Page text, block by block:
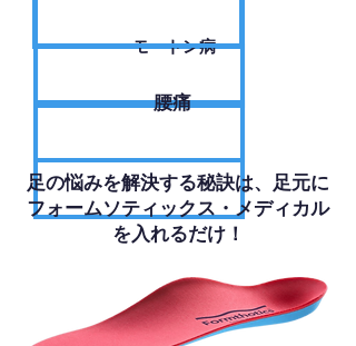
モートン病
腰痛
足の悩みを解決する秘訣は、足元に
フォームソティックス・メディカル
を入れるだけ！